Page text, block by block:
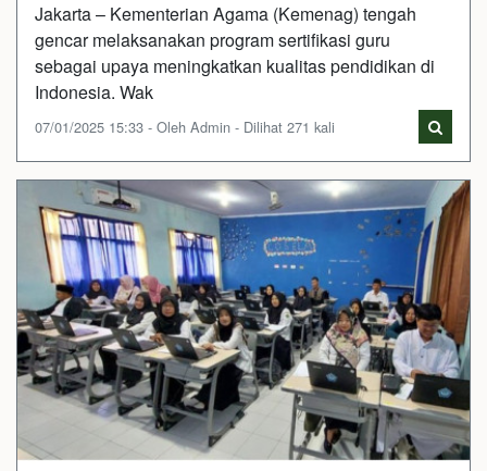
Jakarta – Kementerian Agama (Kemenag) tengah
gencar melaksanakan program sertifikasi guru
sebagai upaya meningkatkan kualitas pendidikan di
Indonesia. Wak
07/01/2025 15:33 - Oleh Admin - Dilihat 271 kali